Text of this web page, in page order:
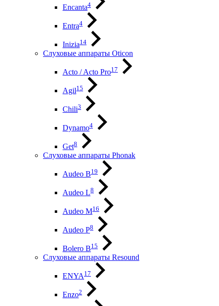
Encanta4
Entra4
Inizia14
Слуховые аппараты Oticon
Acto / Acto Pro17
Agil15
Chili3
Dynamo4
Get8
Слуховые аппараты Phonak
Audeo B19
Audeo L8
Audeo М16
Audeo P8
Bolero B15
Слуховые аппараты Resound
ENYA 17
Enzo2